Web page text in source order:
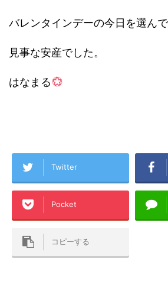
バレンタインデーの今日を選んで
見事な安産でした。
はなまる
Twitter
Pocket
コピーする